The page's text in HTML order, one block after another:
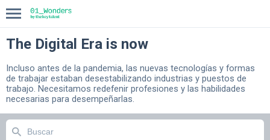
INICIO
COMPASS
The Digital Era is now
Incluso antes de la pandemia, las nuevas tecnologías y formas
de trabajar estaban desestabilizando industrias y puestos de
trabajo. Necesitamos redefenir profesiones y las habilidades
necesarias para desempeñarlas.